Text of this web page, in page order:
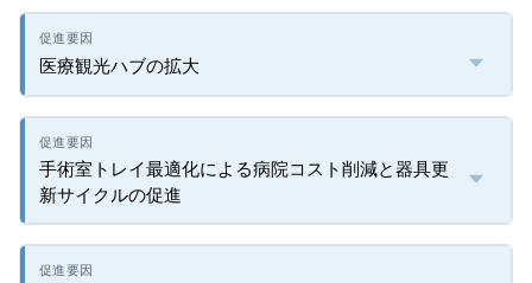
医療観光ハブの拡大
手術室トレイ最適化による病院コスト削減と器具更
新サイクルの促進